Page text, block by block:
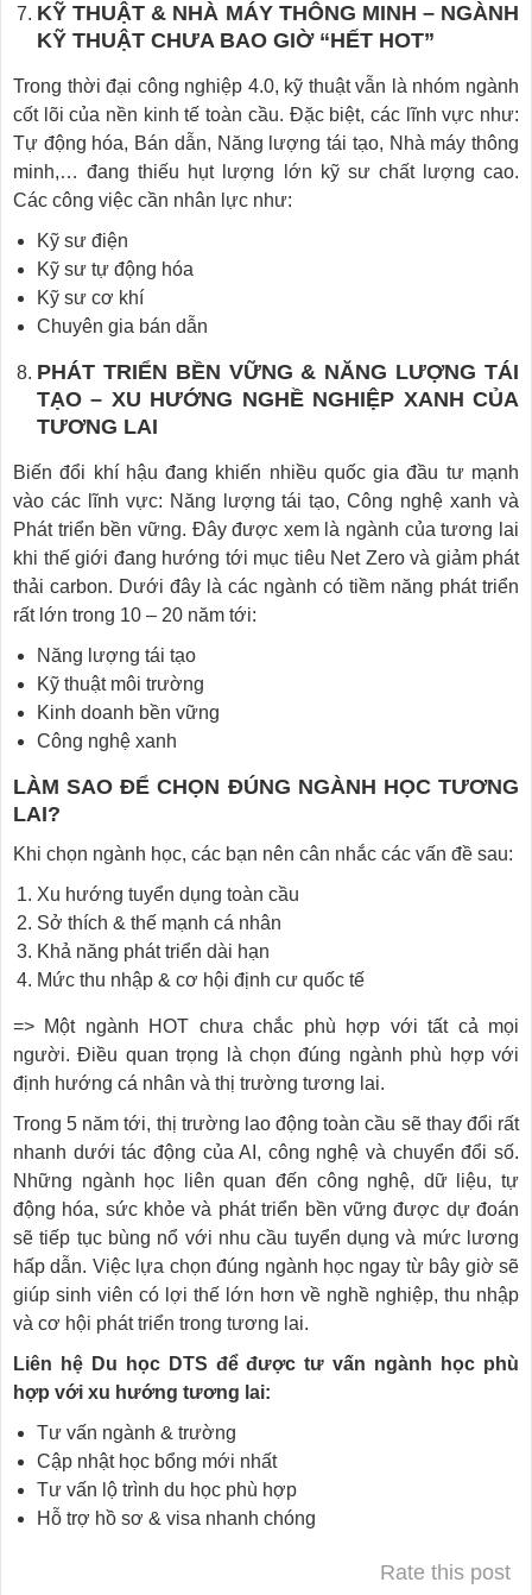
KỸ THUẬT & NHÀ MÁY THÔNG MINH – NGÀNH
KỸ THUẬT CHƯA BAO GIỜ “HẾT HOT”
Trong thời đại công nghiệp 4.0, kỹ thuật vẫn là nhóm ngành
cốt lõi của nền kinh tế toàn cầu. Đặc biệt, các lĩnh vực như:
Tự động hóa, Bán dẫn, Năng lượng tái tạo, Nhà máy thông
minh,… đang thiếu hụt lượng lớn kỹ sư chất lượng cao.
Các công việc cần nhân lực như:
Kỹ sư điện
Kỹ sư tự động hóa
Kỹ sư cơ khí
Chuyên gia bán dẫn
PHÁT TRIỂN BỀN VỮNG & NĂNG LƯỢNG TÁI
TẠO – XU HƯỚNG NGHỀ NGHIỆP XANH CỦA
TƯƠNG LAI
Biến đổi khí hậu đang khiến nhiều quốc gia đầu tư mạnh
vào các lĩnh vực: Năng lượng tái tạo, Công nghệ xanh và
Phát triển bền vững. Đây được xem là ngành của tương lai
khi thế giới đang hướng tới mục tiêu Net Zero và giảm phát
thải carbon. Dưới đây là các ngành có tiềm năng phát triển
rất lớn trong 10 – 20 năm tới:
Năng lượng tái tạo
Kỹ thuật môi trường
Kinh doanh bền vững
Công nghệ xanh
LÀM SAO ĐỂ CHỌN ĐÚNG NGÀNH HỌC TƯƠNG
LAI?
Khi chọn ngành học, các bạn nên cân nhắc các vấn đề sau:
Xu hướng tuyển dụng toàn cầu
Sở thích & thế mạnh cá nhân
Khả năng phát triển dài hạn
Mức thu nhập & cơ hội định cư quốc tế
=> Một ngành HOT chưa chắc phù hợp với tất cả mọi
người. Điều quan trọng là chọn đúng ngành phù hợp với
định hướng cá nhân và thị trường tương lai.
Trong 5 năm tới, thị trường lao động toàn cầu sẽ thay đổi rất
nhanh dưới tác động của AI, công nghệ và chuyển đổi số.
Những ngành học liên quan đến công nghệ, dữ liệu, tự
động hóa, sức khỏe và phát triển bền vững được dự đoán
sẽ tiếp tục bùng nổ với nhu cầu tuyển dụng và mức lương
hấp dẫn. Việc lựa chọn đúng ngành học ngay từ bây giờ sẽ
giúp sinh viên có lợi thế lớn hơn về nghề nghiệp, thu nhập
và cơ hội phát triển trong tương lai.
Liên hệ Du học DTS để được tư vấn ngành học phù
hợp với xu hướng tương lai:
Tư vấn ngành & trường
Cập nhật học bổng mới nhất
Tư vấn lộ trình du học phù hợp
Hỗ trợ hồ sơ & visa nhanh chóng
Rate this post